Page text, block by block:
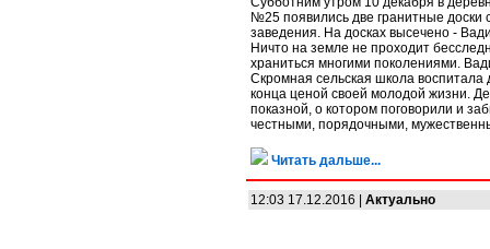
№25 появились две гранитные доски
заведения. На досках высечено -
Ничто на земле не проходит
храниться многими поколениями.
Скромная сельская школа воспитала
конца ценой своей молодой жизни.
показной, о котором поговорили и
честными, порядочными,
Читать дальше...
12:03 17.12.2016 | Актуально